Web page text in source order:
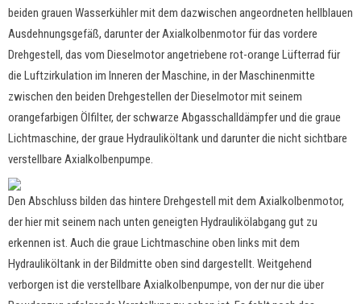
beiden grauen Wasserkühler mit dem dazwischen angeordneten hellblauen
Ausdehnungsgefäß, darunter der Axialkolbenmotor für das vordere
Drehgestell, das vom Dieselmotor angetriebene rot-orange Lüfterrad für
die Luftzirkulation im Inneren der Maschine, in der Maschinenmitte
zwischen den beiden Drehgestellen der Dieselmotor mit seinem
orangefarbigen Ölfilter, der schwarze Abgasschalldämpfer und die graue
Lichtmaschine, der graue Hydrauliköltank und darunter die nicht sichtbare
verstellbare Axialkolbenpumpe.
Den Abschluss bilden das hintere Drehgestell mit dem Axialkolbenmotor,
der hier mit seinem nach unten geneigten Hydraulikölabgang gut zu
erkennen ist. Auch die graue Lichtmaschine oben links mit dem
Hydrauliköltank in der Bildmitte oben sind dargestellt. Weitgehend
verborgen ist die verstellbare Axialkolbenpumpe, von der nur die über